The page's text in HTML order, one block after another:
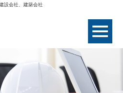
設会社、建築会社